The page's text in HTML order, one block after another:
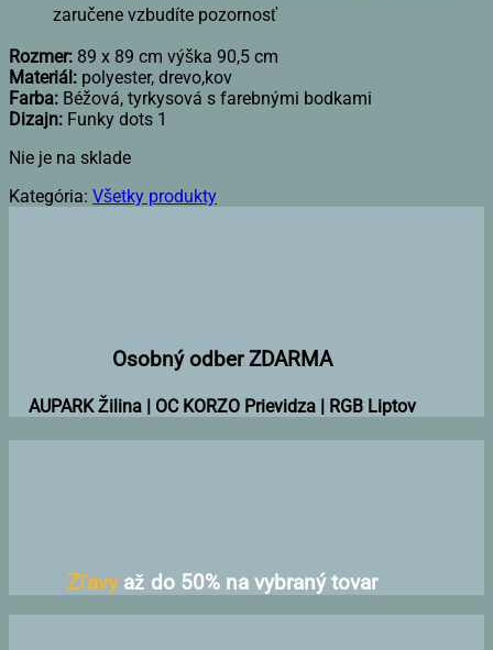
zaručene vzbudíte pozornosť
Rozmer: 89 x 89 cm výška 90,5 cm
Materiál: polyester, drevo,kov
Farba: Béžová, tyrkysová s farebnými bodkami
Dizajn: Funky dots 1
Nie je na sklade
Kategória: Všetky produkty
Osobný odber ZDARMA
AUPARK Žilina | OC KORZO Prievidza | RGB Liptov
Zľavyaž do 50% na vybraný tovar